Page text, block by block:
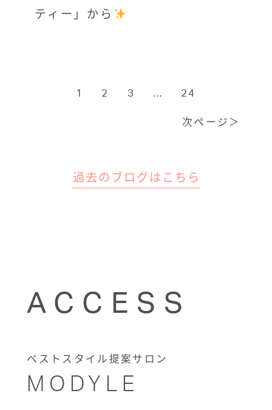
ティー」から
1 2 3 … 24
次ページ＞
過去のブログはこちら
ACCESS
ベストスタイル提案サロン
MODYLE